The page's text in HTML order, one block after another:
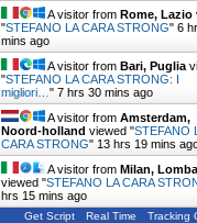
A visitor from Rome, Lazio
"STEFANO LA CARA STRONG" 6
mins ago
A visitor from Bari, Puglia
"STEFANO LA CARA STRONG: I
migliori… " 7 hrs 30 mins ago
A visitor from Amsterdam,
Noord-holland viewed "STEFANO
CARA STRONG" 13 hrs 19 mins
A visitor from Milan,
viewed "STEFANO LA CARA
hrs 15 mins ago
Get Script Real Time Tracking